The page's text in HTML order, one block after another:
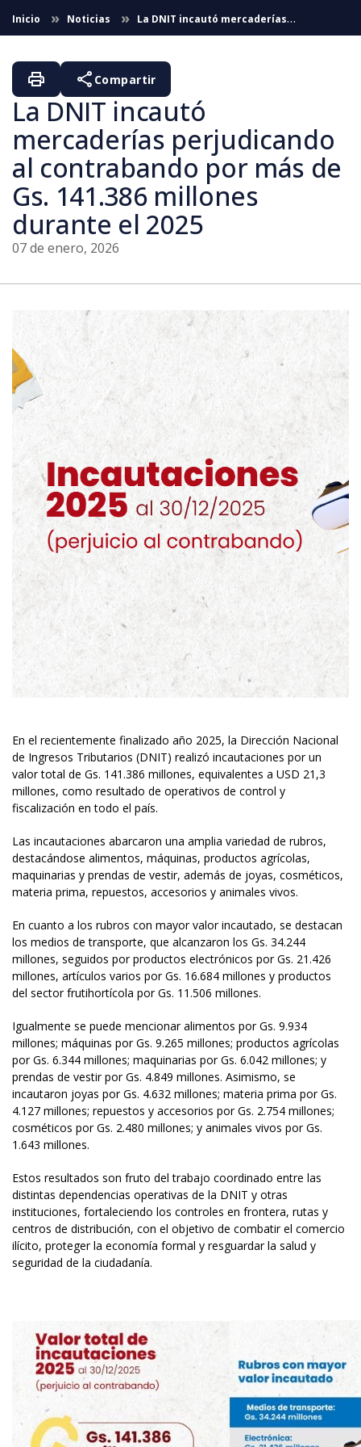
Saltar al contenido principal
Inicio Noticias
La DNIT incautó mercaderías
perjudicando al contrabando por más de Gs. 141.386 millones
La DNIT incautó
mercaderías perjudicando
al contrabando por más de
Gs. 141.386 millones
durante el 2025
07 de enero, 2026
print share Compartir
En el recientemente finalizado año 2025, la Dirección Nacional
de Ingresos Tributarios (DNIT) realizó incautaciones por un
valor total de Gs. 141.386 millones, equivalentes a USD 21,3
millones, como resultado de operativos de control y
fiscalización en todo el país.
Las incautaciones abarcaron una amplia variedad de rubros,
destacándose alimentos, máquinas, productos agrícolas,
maquinarias y prendas de vestir, además de joyas, cosméticos,
materia prima, repuestos, accesorios y animales vivos.
En cuanto a los rubros con mayor valor incautado, se destacan
los medios de transporte, que alcanzaron los Gs. 34.244
millones, seguidos por productos electrónicos por Gs. 21.426
millones, artículos varios por Gs. 16.684 millones y productos
del sector frutihortícola por Gs. 11.506 millones.
Igualmente se puede mencionar alimentos por Gs. 9.934
millones; máquinas por Gs. 9.265 millones; productos agrícolas
por Gs. 6.344 millones; maquinarias por Gs. 6.042 millones; y
prendas de vestir por Gs. 4.849 millones. Asimismo, se
incautaron joyas por Gs. 4.632 millones; materia prima por Gs.
4.127 millones; repuestos y accesorios por Gs. 2.754 millones;
cosméticos por Gs. 2.480 millones; y animales vivos por Gs.
1.643 millones.
Estos resultados son fruto del trabajo coordinado entre las
distintas dependencias operativas de la DNIT y otras
instituciones, fortaleciendo los controles en frontera, rutas y
centros de distribución, con el objetivo de combatir el comercio
ilícito, proteger la economía formal y resguardar la salud y
seguridad de la ciudadanía.